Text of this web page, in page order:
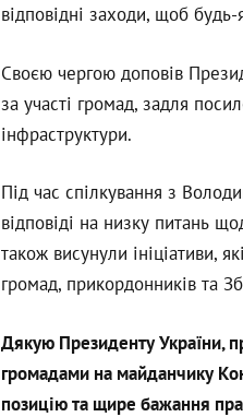
відповідні заходи, щоб
Своєю чергою доповів
за участі громад, задля
інфраструктури.
Під час спілкування з
відповіді на низку питань
також висунули ініціативи,
громад, прикордонників та
Дякую Президенту України,
громадами на майданчику
позицію та щире бажання